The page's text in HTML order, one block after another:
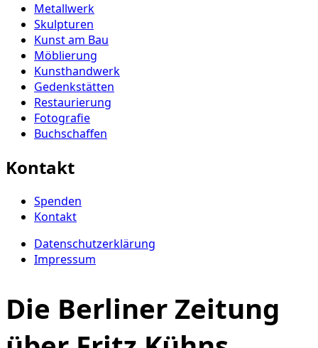
Metallwerk
Skulpturen
Kunst am Bau
Möblierung
Kunsthandwerk
Gedenkstätten
Restaurierung
Fotografie
Buchschaffen
Kontakt
Spenden
Kontakt
Datenschutzerklärung
Impressum
Die Berliner Zeitung